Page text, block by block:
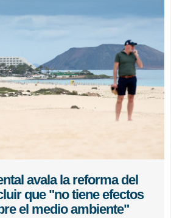
avala la reforma del
que "no tiene efectos
el medio ambiente"